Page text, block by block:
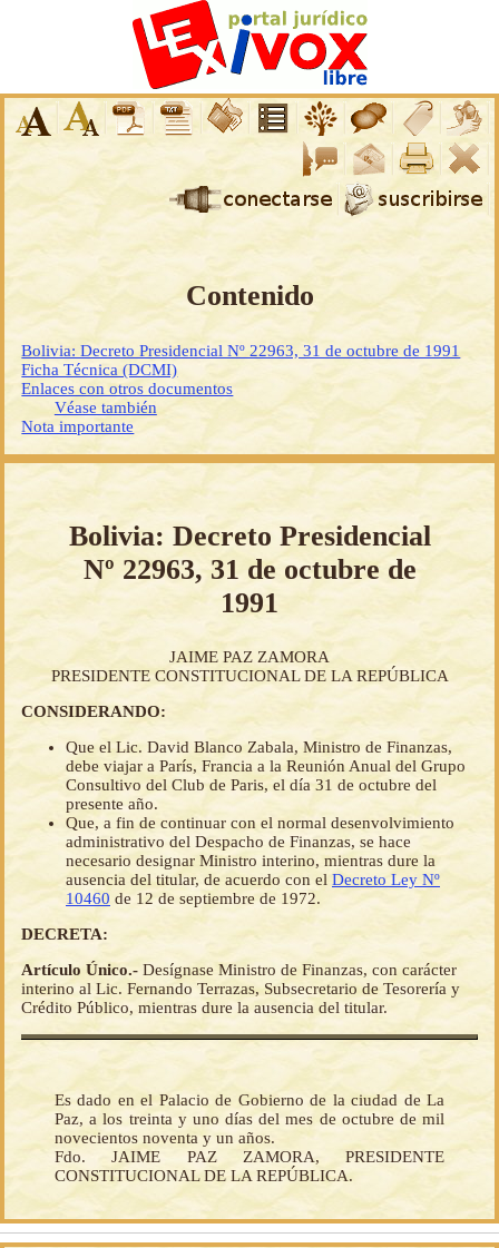
Contenido
Bolivia: Decreto Presidencial Nº 22963, 31 de octubre de 1991
Ficha Técnica (DCMI)
Enlaces con otros documentos
Véase también
Nota importante
Bolivia: Decreto Presidencial
Nº 22963, 31 de octubre de
1991
JAIME PAZ ZAMORA
PRESIDENTE CONSTITUCIONAL DE LA REPÚBLICA
CONSIDERANDO:
Que el Lic. David Blanco Zabala, Ministro de Finanzas,
debe viajar a París, Francia a la Reunión Anual del Grupo
Consultivo del Club de Paris, el día 31 de octubre del
presente año.
Que, a fin de continuar con el normal desenvolvimiento
administrativo del Despacho de Finanzas, se hace
necesario designar Ministro interino, mientras dure la
ausencia del titular, de acuerdo con el Decreto Ley Nº
10460 de 12 de septiembre de 1972.
DECRETA:
Artículo Único.- Desígnase Ministro de Finanzas, con carácter
interino al Lic. Fernando Terrazas, Subsecretario de Tesorería y
Crédito Público, mientras dure la ausencia del titular.
Es dado en el Palacio de Gobierno de la ciudad de La
Paz, a los treinta y uno días del mes de octubre de mil
novecientos noventa y un años.
Fdo. JAIME PAZ ZAMORA, PRESIDENTE
CONSTITUCIONAL DE LA REPÚBLICA.